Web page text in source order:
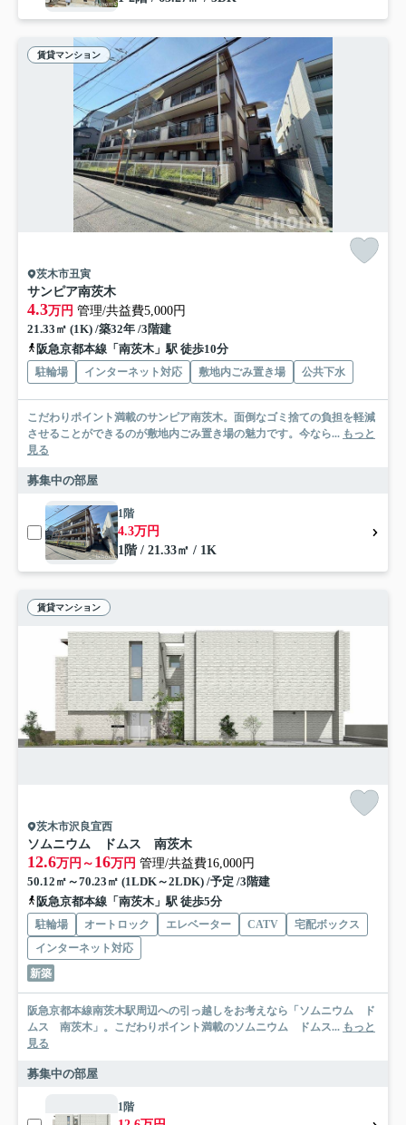
賃貸マンション
茨木市丑寅
サンピア南茨木
4.3万円 管理/共益費5,000円
21.33㎡ (1K) /築32年 /3階建
阪急京都本線「南茨木」駅 徒歩10分
駐輪場 インターネット対応 敷地内ごみ置き場 公共下水
こだわりポイント満載のサンピア南茨木。面倒なゴミ捨ての負担を軽減
させることができるのが敷地内ごみ置き場の魅力です。今なら... もっと
見る
募集中の部屋
1階
4.3万円
1階 / 21.33㎡ / 1K
賃貸マンション
茨木市沢良宜西
ソムニウム ドムス 南茨木
12.6万円～ 16万円 管理/共益費16,000円
50.12㎡～70.23㎡ (1LDK～2LDK) /予定 /3階建
阪急京都本線「南茨木」駅 徒歩5分
駐輪場 オートロック エレベーター CATV
宅配ボックス
インターネット対応
新築
阪急京都本線南茨木駅周辺への引っ越しをお考えなら「ソムニウム ド
ムス 南茨木」。こだわりポイント満載のソムニウム ドムス... もっと
見る
募集中の部屋
1階